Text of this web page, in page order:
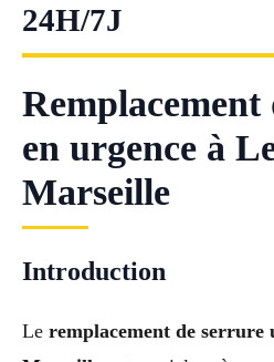
24H/7J
Remplacement
en urgence à
Marseille
Introduction
Le remplacement de serrure